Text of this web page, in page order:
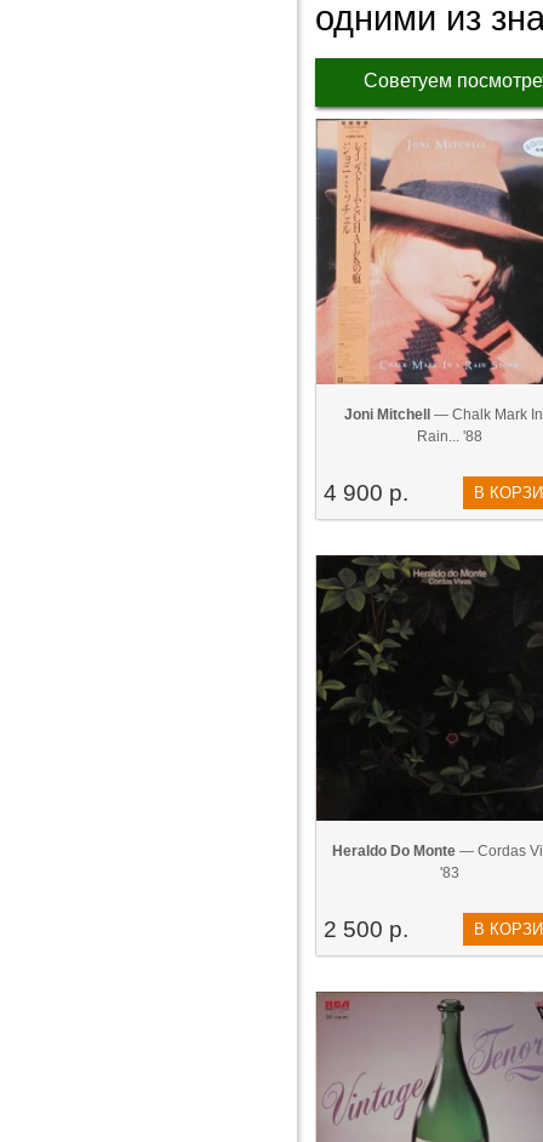
одними из
Советуем
Joni Mitchell
— Chalk Mark In
Rain... '88
4 900 р. В
Heraldo Do Monte — Cordas
'83
2 500 р. В